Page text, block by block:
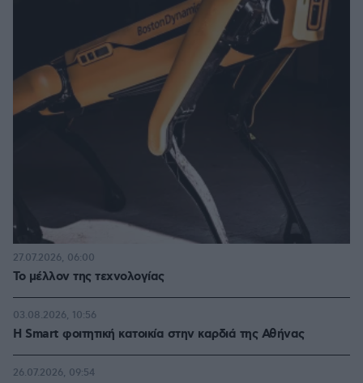
Το μέλλον της τεχνολογίας
27.07.2026, 06:00
Η Smart φοιτητική κατοικία στην καρδιά της Αθήνας
03.08.2026, 10:56
26.07.2026, 09:54